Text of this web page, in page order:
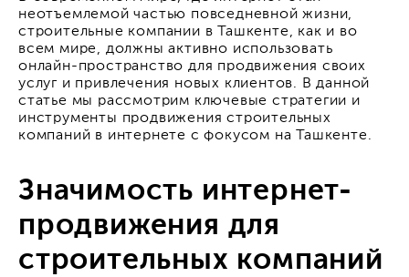
неотъемлемой частью повседневной жизни,
строительные компании в Ташкенте, как и во
всем мире, должны активно использовать
онлайн-пространство для продвижения своих
услуг и привлечения новых клиентов. В данной
статье мы рассмотрим ключевые стратегии и
инструменты продвижения строительных
компаний в интернете с фокусом на Ташкенте.
Значимость интернет-
продвижения для
строительных компаний